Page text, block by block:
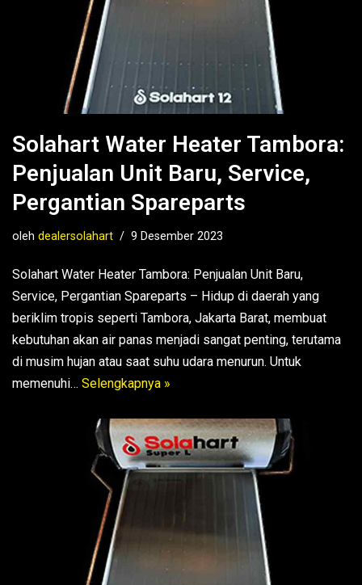
Solahart Water Heater Tambora:
Penjualan Unit Baru, Service,
Pergantian Spareparts
oleh dealersolahart 9 Desember 2023
Solahart Water Heater Tambora: Penjualan Unit Baru,
Service, Pergantian Spareparts – Hidup di daerah yang
beriklim tropis seperti Tambora, Jakarta Barat, membuat
kebutuhan akan air panas menjadi sangat penting, terutama
di musim hujan atau saat suhu udara menurun. Untuk
memenuhi… Selengkapnya »